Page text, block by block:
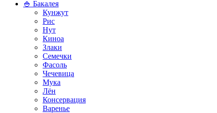
🍚 Бакалея
Кунжут
Рис
Нут
Киноа
Злаки
Семечки
Фасоль
Чечевица
Мука
Лён
Консервация
Варенье